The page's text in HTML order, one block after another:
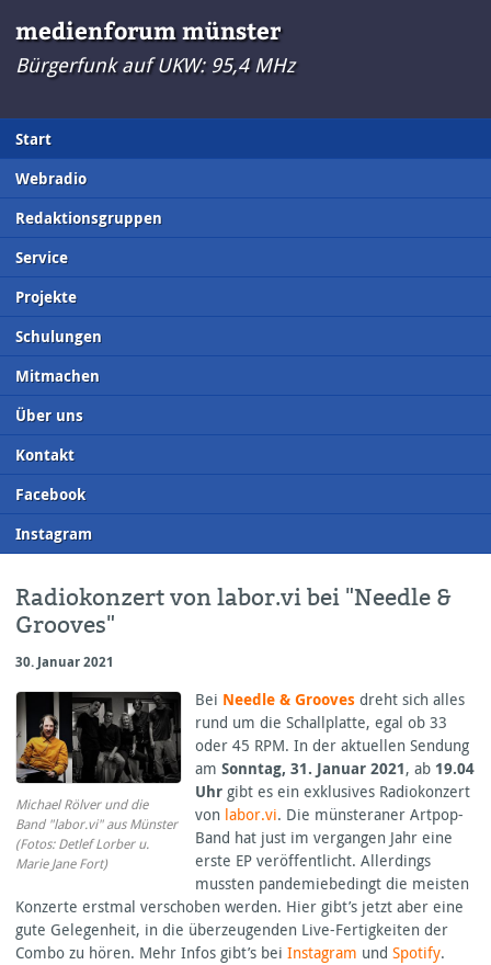
medienforum münster
Bürgerfunk auf UKW: 95,4 MHz
Start
Webradio
Redaktionsgruppen
Service
Projekte
Schulungen
Mitmachen
Über uns
Kontakt
Facebook
Instagram
Radiokonzert von labor.vi bei "Needle &
Grooves"
30. Januar 2021
Michael Rölver und die
Band "labor.vi" aus Münster
(Fotos: Detlef Lorber u.
Marie Jane Fort)
Bei Needle & Groovesdreht sich alles
rund um die Schallplatte, egal ob 33
oder 45 RPM. In der aktuellen Sendung
am Sonntag, 31. Januar 2021, ab 19.04
Uhrgibt es ein exklusives Radiokonzert
von labor.vi. Die münsteraner Artpop-
Band hat just im vergangen Jahr eine
erste EP veröffentlicht. Allerdings
mussten pandemiebedingt die meisten
Konzerte erstmal verschoben werden. Hier gibt’s jetzt aber eine
gute Gelegenheit, in die überzeugenden Live-Fertigkeiten der
Combo zu hören. Mehr Infos gibt’s bei Instagram und Spotify.